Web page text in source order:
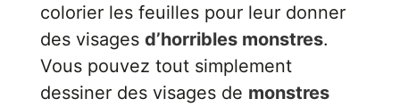
colorier les feuilles pour leur donner
des visages d’horribles monstres.
Vous pouvez tout simplement
dessiner des visages de monstres